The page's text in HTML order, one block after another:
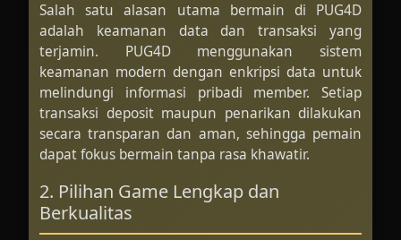
Salah satu alasan utama bermain di PUG4D
adalah keamanan data dan transaksi yang
terjamin. PUG4D menggunakan sistem
keamanan modern dengan enkripsi data untuk
melindungi informasi pribadi member. Setiap
transaksi deposit maupun penarikan dilakukan
secara transparan dan aman, sehingga pemain
dapat fokus bermain tanpa rasa khawatir.
2. Pilihan Game Lengkap dan
Berkualitas